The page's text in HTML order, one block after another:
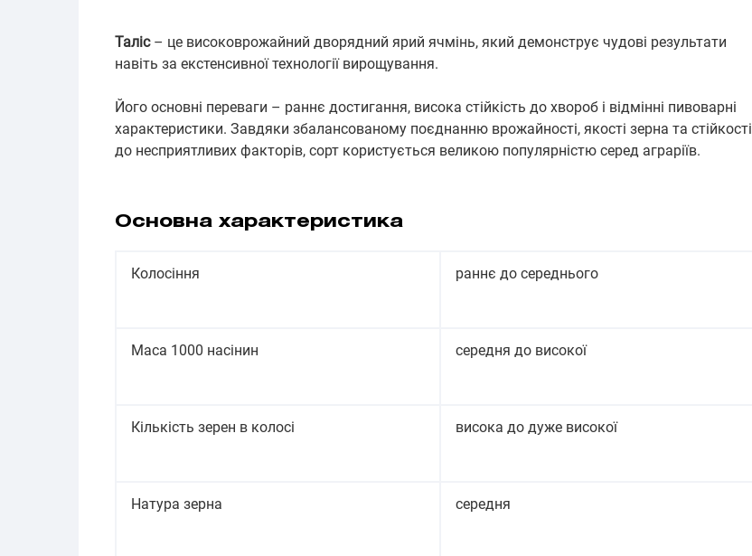
Таліс– це високоврожайний дворядний ярий ячмінь, який демонструє чудові результати
навіть за екстенсивної технології вирощування.
Його основні переваги – раннє достигання, висока стійкість до хвороб і відмінні пивоварні
характеристики. Завдяки збалансованому поєднанню врожайності, якості зерна та стійкості
до несприятливих факторів, сорт користується великою популярністю серед аграріїв.
Основна характеристика
Колосіння раннє до середнього
Маса 1000 насінин середня до високої
Кількість зерен в колосі висока до дуже високої
Натура зерна середня